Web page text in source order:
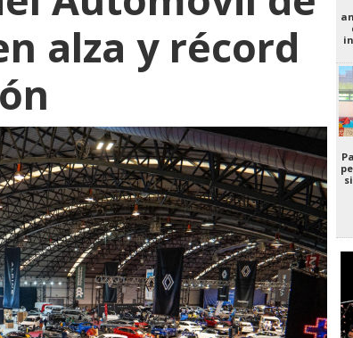
alza y récord